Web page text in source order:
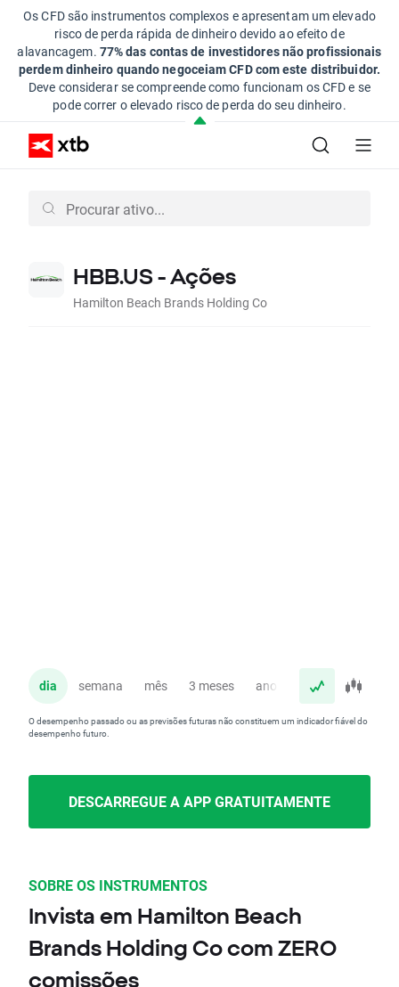
Os CFD são instrumentos complexos e apresentam um elevado
risco de perda rápida de dinheiro devido ao efeito de
alavancagem. 77% das contas de investidores não profissionais
perdem dinheiro quando negoceiam CFD com este distribuidor.
Deve considerar se compreende como funcionam os CFD e se
pode correr o elevado risco de perda do seu dinheiro.
HBB.US - Ações
Hamilton Beach Brands Holding Co
dia semana mês 3 meses ano
O desempenho passado ou as previsões futuras não constituem um indicador fiável do
desempenho futuro.
DESCARREGUE A APP GRATUITAMENTE
SOBRE OS INSTRUMENTOS
Invista em Hamilton Beach
Brands Holding Co com ZERO
comissões